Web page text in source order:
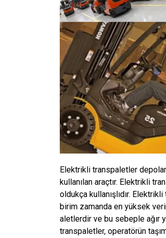
Elektrikli transpaletler
kullanılan araçtır. Elektrikli
oldukça kullanışlıdır.
birim zamanda en yüksek
aletlerdir ve bu sebeple ağır
transpaletler, operatörün